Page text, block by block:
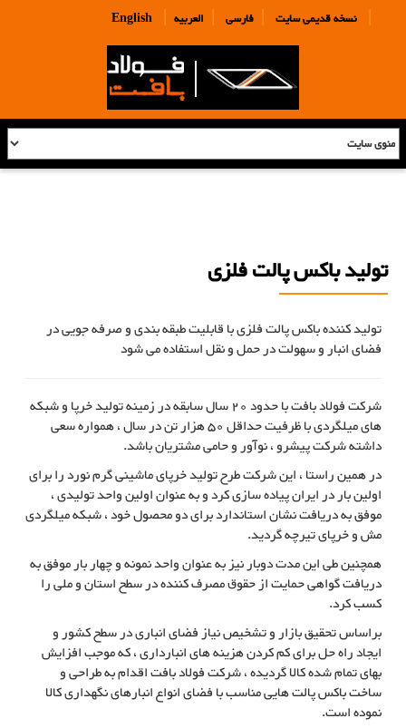
English | نسخه قدیمی سایت| فارسی| العربیه |
تولید باکس پالت فلزی
تولید کننده باکس پالت فلزی با قابلیت طبقه بندی و صرفه جویی در
فضای انبار و سهولت در حمل و نقل استفاده می شود
شرکت فولاد بافت با حدود 20 سال سابقه در زمینه تولید خرپا و شبکه
های میلگردی با ظرفیت حداقل 50 هزار تن در سال ، همواره سعی
داشته شرکت پیشرو ، نوآور و حامی مشتریان باشد.
در همین راستا ، این شرکت طرح تولید خرپای ماشینی گرم نورد را برای
اولین بار در ایران پیاده سازی کرد و به عنوان اولین واحد تولیدی ،
موفق به دریافت نشان استاندارد برای دو محصول خود ، شبکه میلگردی
مش و خرپای تیرچه گردید.
همچنین طی این مدت دوبار نیز به عنوان واحد نمونه و چهار بار موفق به
دریافت گواهی حمایت از حقوق مصرف کننده در سطح استان و ملی را
کسب کرد.
براساس تحقیق بازار و تشخیص نیاز فضای انباری در سطح کشور و
ایجاد راه حل برای کم کردن هزینه های انبارداری ، که موجب افزایش
بهای تمام شده کالا گردیده ، شرکت فولاد بافت اقدام به طراحی و
ساخت باکس پالت هایی مناسب با فضای انواع انبارهای نگهداری کالا
نموده است.